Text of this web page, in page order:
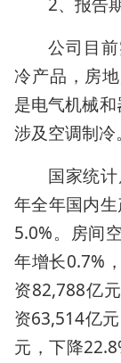
公司目
冷产品，房
是电气机械
涉及空调制冷。
国家统
年全年国内
5.0%。房间
年增长0.7%
资82,788亿
资63,514亿
元，下降